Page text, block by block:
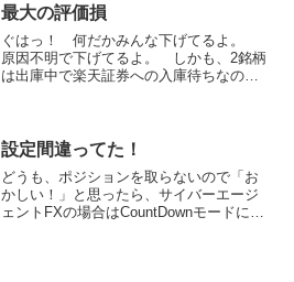
には指値にかかるくらい...
最大の評価損
ぐはっ！ 何だかみんな下げてるよ。
原因不明で下げてるよ。 しかも、2銘柄
は出庫中で楽天証券への入庫待ちなの
売却して小金を稼い...
設定間違ってた！
どうも、ポジションを取らないので「お
かしい！」と思ったら、サイバーエージ
ェントFXの場合はCountDownモードにし